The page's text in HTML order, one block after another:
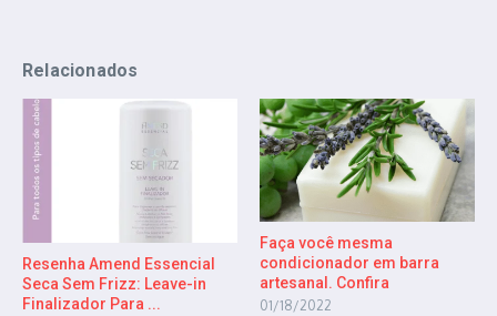
Relacionados
Resenha Amend Essencial
Seca Sem Frizz: Leave-in
Finalizador Para ...
Faça você mesma
condicionador em barra
artesanal. Confira
01/18/2022